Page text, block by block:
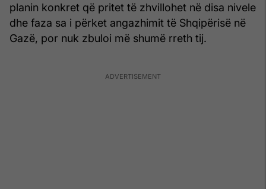
planin konkret që pritet të zhvillohet në disa nivele
dhe faza sa i përket angazhimit të Shqipërisë në
Gazë, por nuk zbuloi më shumë rreth tij.